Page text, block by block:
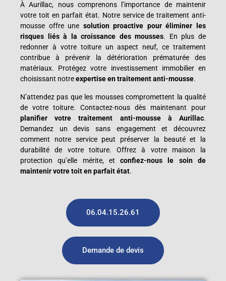
À Aurillac, nous comprenons l’importance de maintenir
votre toit en parfait état. Notre service de traitement anti-
mousse offre une solution proactive pour éliminer les
risques liés à la croissance des mousses. En plus de
redonner à votre toiture un aspect neuf, ce traitement
contribue à prévenir la détérioration prématurée des
matériaux. Protégez votre investissement immobilier en
choisissant notreexpertise en traitement anti-mousse.
N’attendez pas que les mousses compromettent la qualité
de votre toiture. Contactez-nous dès maintenant pour
planifier votre traitement anti-mousse à Aurillac.
Demandez un devis sans engagement et découvrez
comment notre service peut préserver la beauté et la
durabilité de votre toiture. Offrez à votre maison la
protection qu’elle mérite, etconfiez-nous le soin de
maintenir votre toit en parfait état.
06.04.15.26.61
Demande de devis